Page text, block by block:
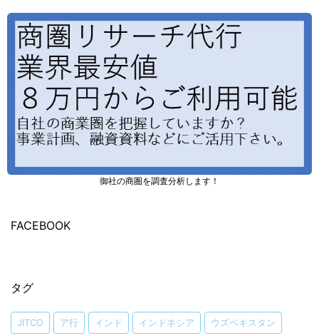
御社の商圏を調査分析します！
FACEBOOK
タグ
JITCO ア行 インド インドネシア ウズベキスタン